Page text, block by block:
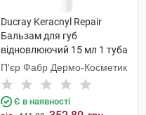
Ducray Keracnyl Repair
Бальзам для губ
відновлюючий 15 мл 1 туба
П'єр Фабр Дермо-Косметик
Є в наявності